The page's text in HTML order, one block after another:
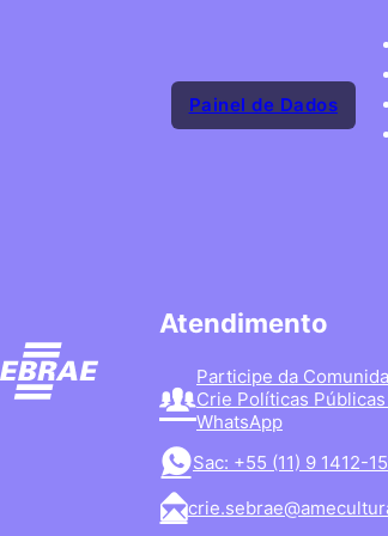
Painel de Dados
Atendimento
Participe da
Crie Políticas
WhatsApp
Sac: +55 (11) 9 1412-